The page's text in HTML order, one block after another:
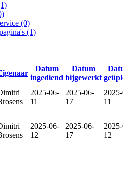
(0)
(1)
Datum
ingediend
Datum
bijgewerkt
2025-06-
11
2025-06-
17
11
2025-06-
12
2025-06-
17
12